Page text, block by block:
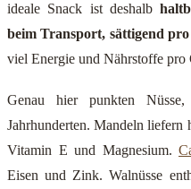
ideale Snack ist deshalb
beim Transport, sättigend
viel Energie und Nährstoffe pro
Genau hier punkten
Jahrhunderten. Mandeln liefern
Vitamin E und Magnesium.
Eisen und Zink. Walnüsse